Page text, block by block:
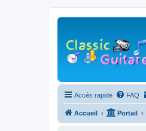
Accès rapide FAQ
Accueil Portail